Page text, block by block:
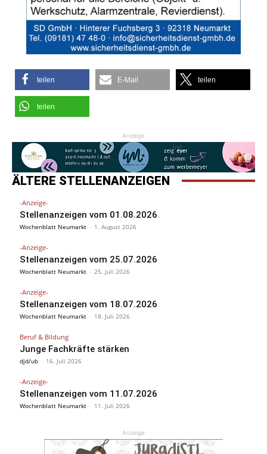
teilen E-Mail teilen
teilen
Anzeige
ÄLTERE STELLENANZEIGEN
-Anzeige-
Stellenanzeigen vom 01.08.2026
Wochenblatt Neumarkt - 1. August 2026
-Anzeige-
Stellenanzeigen vom 25.07.2026
Wochenblatt Neumarkt - 25. Juli 2026
-Anzeige-
Stellenanzeigen vom 18.07.2026
Wochenblatt Neumarkt - 18. Juli 2026
Beruf & Bildung
Junge Fachkräfte stärken
djd/ub - 16. Juli 2026
-Anzeige-
Stellenanzeigen vom 11.07.2026
Wochenblatt Neumarkt - 11. Juli 2026
Anzeige